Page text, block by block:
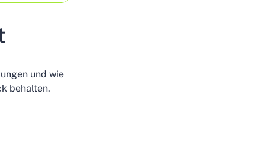
und wie
behalten.